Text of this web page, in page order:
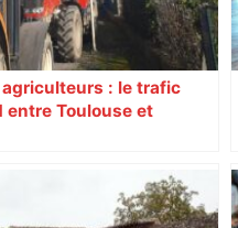
agriculteurs : le trafic
entre Toulouse et